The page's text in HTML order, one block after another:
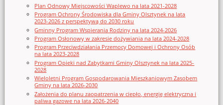
Plan Odnowy Miejscowości Waplewo na lata 2021-2028
Program Ochrony Środowiska dla Gminy Olsztynek na lata
2023-2026 z perspektywą do 2030 roku
Gminny Program Wspierania Rodziny na lata 2024-2026
Program Osłonowy w zakresie dożywiania na lata 2024-2028
Program Przeciwdziałania Przemocy Domowej i Ochrony Osób
na lata 2023-2028
Program Opieki nad Zabytkami Gminy Olsztynek na lata 2025-
2028
Wieloletni Program Gospodarowania Mieszkaniowym Zasobem
Gminy na lata 2026-2030
Założenia do planu zaopatrzenia w ciepło, energię elektryczna i
paliwa gazowe na lata 2026-2040